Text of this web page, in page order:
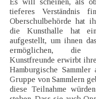
Es will scheinen, als
tieferes Verständnis
Oberschulbehörde hat
die Kunsthalle hat
aufgestellt, um ihnen
ermöglichen, die
Kunstfreunde erwirbt
Hamburgische
Gruppe von Sammlern
diese Teilnahme